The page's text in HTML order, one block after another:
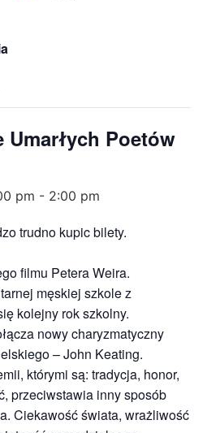
Poetów
pm - 2:00 pm
trudno kupic bilety.
filmu Petera Weira.
męskiej szkole z
kolejny rok szkolny.
nowy charyzmatyczny
– John Keating.
którymi są: tradycja, honor,
przeciwstawia inny sposób
Ciekawość świata, wrażliwość